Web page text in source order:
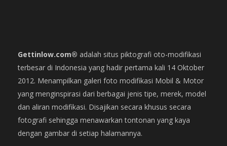
Gettinlow.com® adalah situs piktografi oto-modifikasi
terbesar di Indonesia yang hadir pertama kali 14 Oktober
2012. Menampilkan galeri foto modifikasi Mobil & Motor
yang menginspirasi dari berbagai jenis tipe, merek, model
dan aliran modifikasi. Disajikan secara khusus secara
fotografi sehingga menawarkan tontonan yang kaya
dengan gambar di setiap halamannya.